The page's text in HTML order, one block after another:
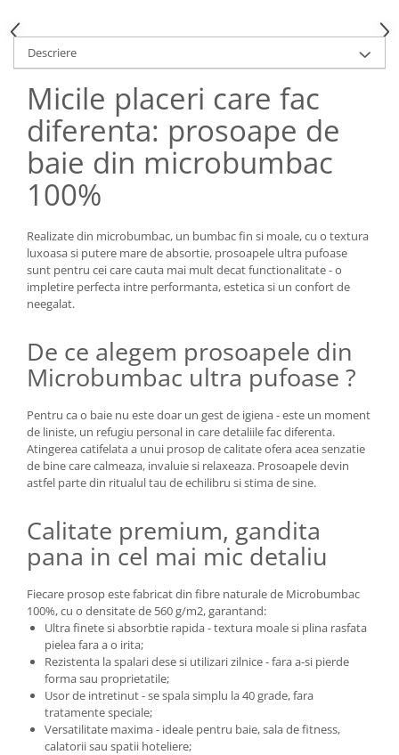
Descriere
Micile placeri care fac
diferenta: prosoape de
baie din microbumbac
100%
Realizate din microbumbac, un bumbac fin si moale, cu o textura
luxoasa si putere mare de absortie, prosoapele ultra pufoase
sunt pentru cei care cauta mai mult decat functionalitate - o
impletire perfecta intre performanta, estetica si un confort de
neegalat.
De ce alegem prosoapele din
Microbumbac ultra pufoase ?
Pentru ca o baie nu este doar un gest de igiena - este un moment
de liniste, un refugiu personal in care detaliile fac diferenta.
Atingerea catifelata a unui prosop de calitate ofera acea senzatie
de bine care calmeaza, invaluie si relaxeaza. Prosoapele devin
astfel parte din ritualul tau de echilibru si stima de sine.
Calitate premium, gandita
pana in cel mai mic detaliu
Fiecare prosop este fabricat din fibre naturale de Microbumbac
100%, cu o densitate de 560 g/m2, garantand:
Ultra finete si absorbtie rapida - textura moale si plina rasfata
pielea fara a o irita;
Rezistenta la spalari dese si utilizari zilnice - fara a-si pierde
forma sau proprietatile;
Usor de intretinut - se spala simplu la 40 grade, fara
tratamente speciale;
Versatilitate maxima - ideale pentru baie, sala de fitness,
calatorii sau spatii hoteliere;